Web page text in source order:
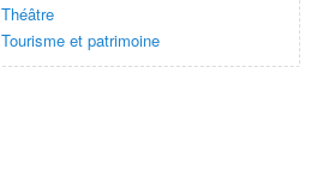
Théâtre
Tourisme et patrimoine